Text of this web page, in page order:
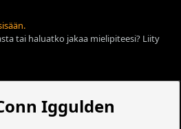
tai haluatko jakaa mielipiteesi? Liity
Iggulden